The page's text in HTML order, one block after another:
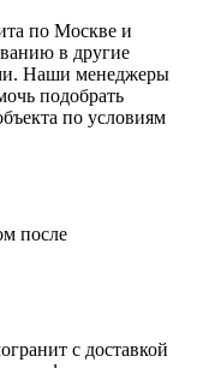
по Москве и
в другие
Наши менеджеры
подобрать
по условиям
после
с доставкой